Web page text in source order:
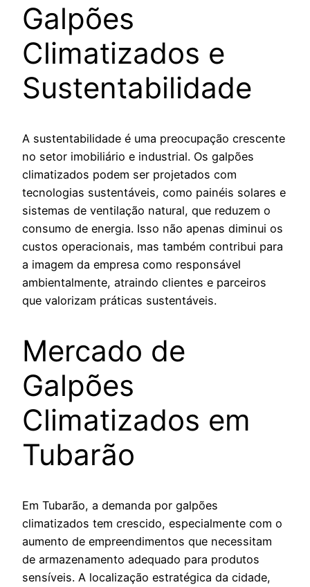
Galpões
Climatizados e
Sustentabilidade
A sustentabilidade é uma preocupação crescente
no setor imobiliário e industrial. Os galpões
climatizados podem ser projetados com
tecnologias sustentáveis, como painéis solares e
sistemas de ventilação natural, que reduzem o
consumo de energia. Isso não apenas diminui os
custos operacionais, mas também contribui para
a imagem da empresa como responsável
ambientalmente, atraindo clientes e parceiros
que valorizam práticas sustentáveis.
Mercado de
Galpões
Climatizados em
Tubarão
Em Tubarão, a demanda por galpões
climatizados tem crescido, especialmente com o
aumento de empreendimentos que necessitam
de armazenamento adequado para produtos
sensíveis. A localização estratégica da cidade,